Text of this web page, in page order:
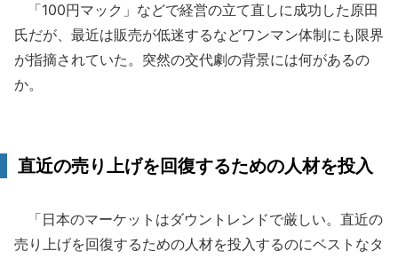
「100円マック」などで経営の立て直しに成功した原田
氏だが、最近は販売が低迷するなどワンマン体制にも限界
が指摘されていた。突然の交代劇の背景には何があるの
か。
直近の売り上げを回復するための人材を投入
「日本のマーケットはダウントレンドで厳しい。直近の
売り上げを回復するための人材を投入するのにベストなタ